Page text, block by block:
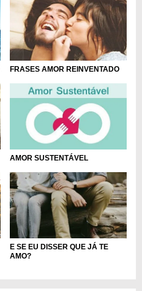
FRASES AMOR REINVENTADO
AMOR SUSTENTÁVEL
E SE EU DISSER QUE JÁ TE
AMO?